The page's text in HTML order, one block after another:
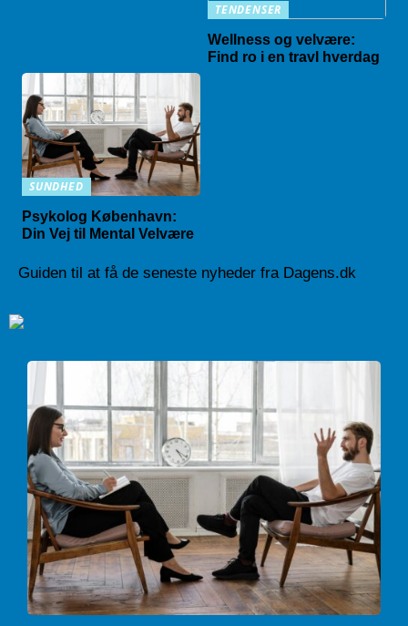
TENDENSER
Wellness og velvære:
Find ro i en travl hverdag
SUNDHED
Psykolog København:
Din Vej til Mental Velvære
Guiden til at få de seneste nyheder fra Dagens.dk